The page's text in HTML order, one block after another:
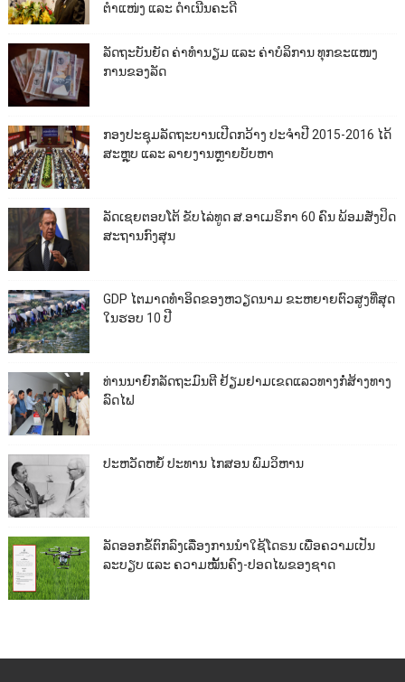
ຕຳແໜ່ງ ແລະ ດຳເນີນຄະດີ
ລັດຖະບັນຍັດ ຄ່າທຳນຽມ ແລະ ຄ່າບໍລິການ ທຸກຂະແໜງ
ການຂອງລັດ
ກອງປະຊຸມລັດຖະບານເປີດກວ້າງ ປະຈຳປີ 2015-2016 ໄດ້
ສະຫຼຸບ ແລະ ລາຍງານຫຼາຍບັບຫາ
ລັດເຊຍຕອບໂຕ້ ຂັບໄລ່ທູດ ສ.ອາເມຣິກາ 60 ຄົນ ພ້ອມສັ່ງປິດ
ສະຖານກົງສຸນ
GDP ໄຕມາດທຳອິດຂອງຫວຽດນາມ ຂະຫຍາຍຕົວສູງທີ່ສຸດ
ໃນຮອບ 10​ ປີ
ທ່ານນາຍົກລັດຖະມົນຕີ ຢ້ຽມຢາມເຂດແລວທາງກໍ່ສ້າງທາງ
ລົດໄຟ
ປະຫວັດຫຍໍ້ ປະທານ ໄກສອນ ພົມວິຫານ
ລັດອອກຂໍ້ຕົກລົງເລື່ອງການນຳໃຊ້ໂດຣນ ເພື່ອຄວາມເປັນ
ລະບຽບ ແລະ ຄວາມໝັ້ນຄົງ-ປອດໄພຂອງຊາດ